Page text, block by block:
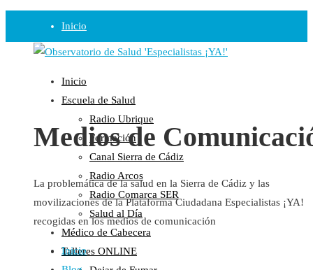
Inicio
Observatorio
Opinión
Radio
Guadalinfo Salud
Radio Guadalete
COPE Pontevedra
Salud en Radio Ubrique
Salud en Verano
Plataforma
Inicio
Escuela de Salud
Radio Ubrique
Formación
Canal Sierra de Cádiz
Radio Arcos
Radio Comarca SER
Salud al Día
Médico de Cabecera
Talleres ONLINE
Medios de
La problemática de la salud en la Sierra de Cádiz y las
movilizaciones de la Plataforma Ciudadana Especialistas ¡YA!
recogidas en los medios de comunicación
Inicio